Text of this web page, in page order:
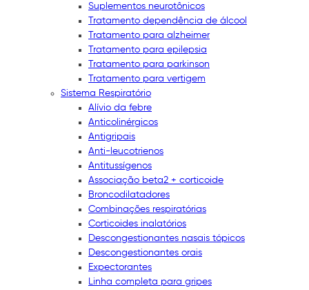
Suplementos neurotônicos
Tratamento dependência de álcool
Tratamento para alzheimer
Tratamento para epilepsia
Tratamento para parkinson
Tratamento para vertigem
Sistema Respiratório
Alívio da febre
Anticolinérgicos
Antigripais
Anti-leucotrienos
Antitussígenos
Associação beta2 + corticoide
Broncodilatadores
Combinações respiratórias
Corticoides inalatórios
Descongestionantes nasais tópicos
Descongestionantes orais
Expectorantes
Linha completa para gripes